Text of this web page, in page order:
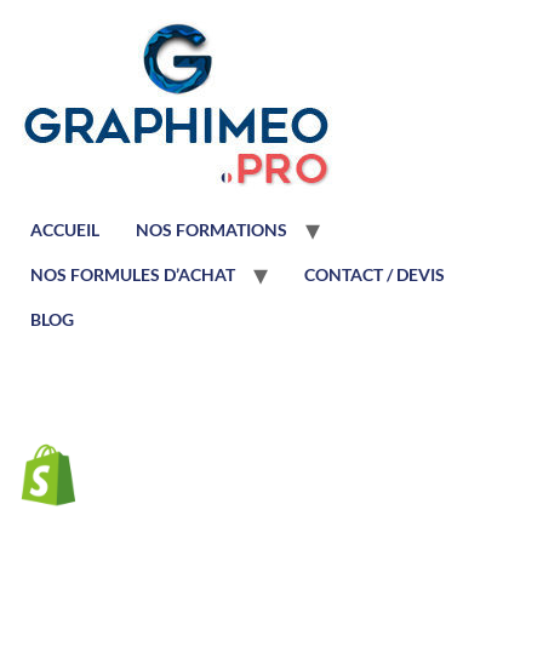
ACCUEIL NOS FORMATIONS
NOS FORMULES D’ACHAT CONTACT / DEVIS
BLOG